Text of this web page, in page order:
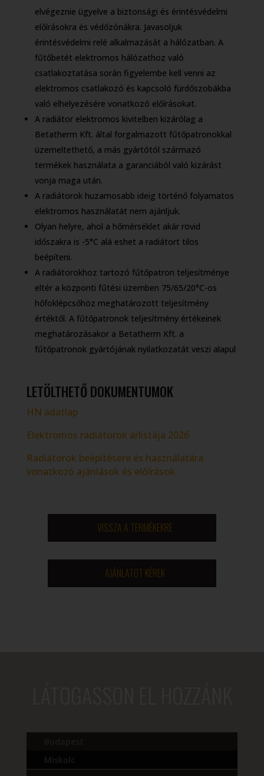
elvégeznie ügyelve a biztonsági és érintésvédelmi
előírásokra és védőzónákra. Javasoljuk
érintésvédelmi relé alkalmazását a hálózatban. A
fűtőbetét elektromos hálózathoz való
csatlakoztatása során figyelembe kell venni az
elektromos csatlakozó és kapcsoló fürdőszobákba
való elhelyezésére vonatkozó előírásokat.
A radiátor elektromos kivitelben kizárólag a
Betatherm Kft. által forgalmazott fűtőpatronokkal
üzemeltethető, a más gyártótól származó
termékek használata a garanciából való kizárást
vonja maga után.
A radiátorok huzamosabb ideig történő folyamatos
elektromos használatát nem ajánljuk.
Olyan helyre, ahol a hőmérséklet akár rövid
időszakra is -5°C alá eshet a radiátort tilos
beépíteni.
A radiátorokhoz tartozó fűtőpatron teljesítménye
eltér a központi fűtési üzemben 75/65/20°C-os
hőfoklépcsőhöz meghatározott teljesítmény
értéktől. A fűtőpatronok teljesítmény értékeinek
meghatározásakor a Betatherm Kft. a
fűtőpatronok gyártójának nyilatkozatát veszi alapul
LETÖLTHETŐ DOKUMENTUMOK
HN adatlap
Elektromos radiátorok árlistája 2026
Radiátorok beépítésére és használatára
vonatkozó ajánlások és előírások
VISSZA A TERMÉKEKRE
AJÁNLATOT KÉREK
Miskolc